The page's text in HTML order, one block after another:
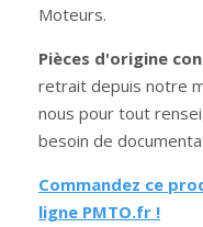
Moteurs.
Pièces d'origine
retrait depuis notre
nous pour tout
besoin de
Commandez ce
ligne PMTO.fr !